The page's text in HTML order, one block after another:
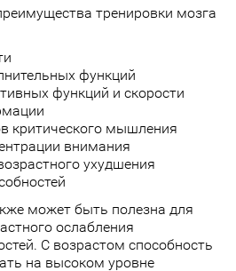
тренировки мозга
функций
функций и скорости
критического мышления
внимания
ухудшения
может быть полезна для
ослабления
С возрастом способность
на высоком уровне